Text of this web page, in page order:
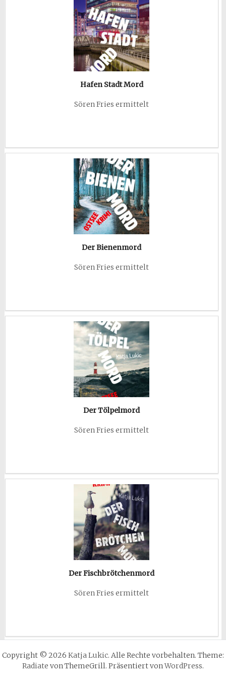
Hafen Stadt Mord
Sören Fries ermittelt
Der Bienenmord
Sören Fries ermittelt
Der Tölpelmord
Sören Fries ermittelt
Der Fischbrötchenmord
Sören Fries ermittelt
Copyright © 2026 Katja Lukic. Alle Rechte vorbehalten. Theme:
Radiate von ThemeGrill. Präsentiert vonWordPress.